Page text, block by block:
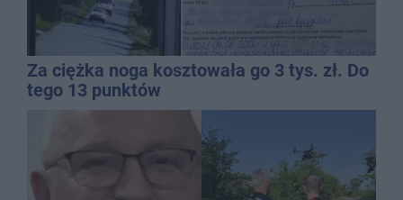
Za ciężka noga kosztowała go 3 tys. zł. Do
tego 13 punktów